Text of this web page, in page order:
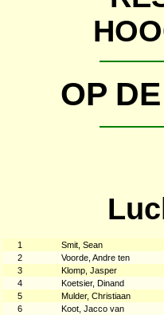
OP
1
Smit, Sean
2
Voorde, Andre ten
3
Klomp, Jasper
4
Koetsier, Dinand
5
Mulder, Christiaan
6
Koot, Jacco van